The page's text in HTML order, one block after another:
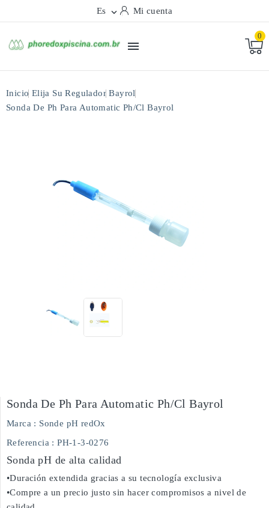
Es  Mi cuenta

0
Inicio Elija Su Regulador Bayrol
Sonda De Ph Para Automatic Ph/cl Bayrol
Sonda De Ph Para Automatic Ph/cl Bayrol
Marca : Sonde pH redOx
Referencia : PH-1-3-0276
Sonda pH de alta calidad
•Duración extendida gracias a su tecnología exclusiva
•Compre a un precio justo sin hacer compromisos a nivel de